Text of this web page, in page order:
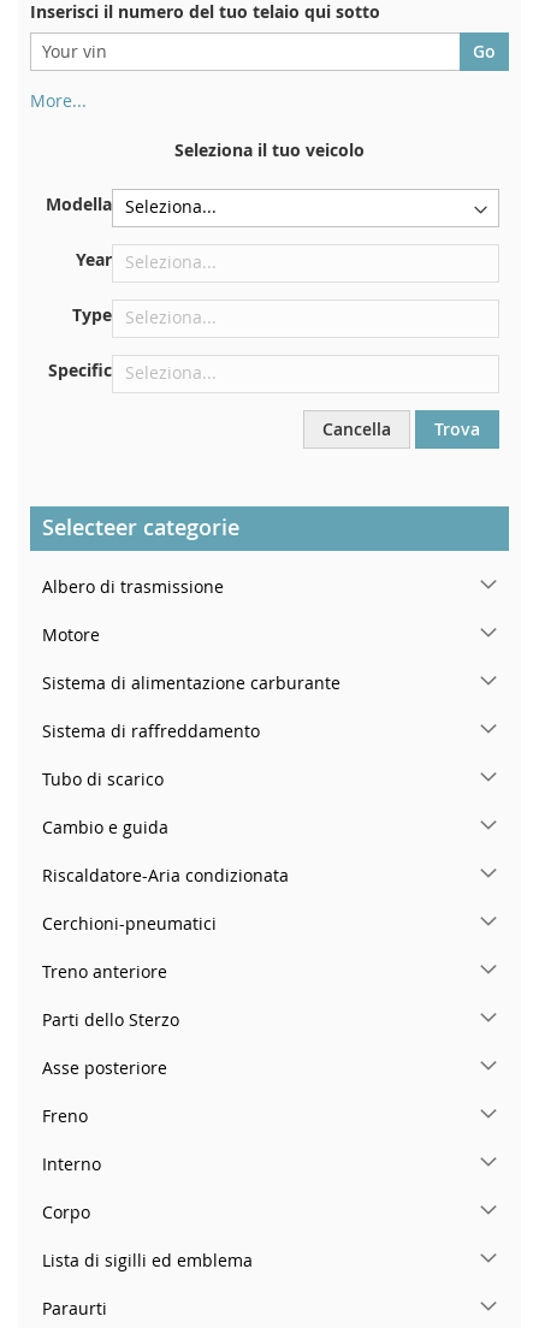
Inserisci il numero del tuo telaio qui sotto
More...
immatricolazione. E anche in macchina
Sulla piastra inferiore del sedile anteriore destro
Centrare contro la paratia sotto il cofano
Proprio nel vano motore
Nel montante della portiera posteriore destra
Seleziona il tuo veicolo
Modella
Year
Type
Specific
Cancella Trova
Selecteer categorie
Albero di trasmissione
Motore
Sistema di alimentazione carburante
Sistema di raffreddamento
Tubo di scarico
Cambio e guida
Riscaldatore-Aria condizionata
Cerchioni-pneumatici
Treno anteriore
Parti dello Sterzo
Asse posteriore
Freno
Interno
Corpo
Lista di sigilli ed emblema
Paraurti